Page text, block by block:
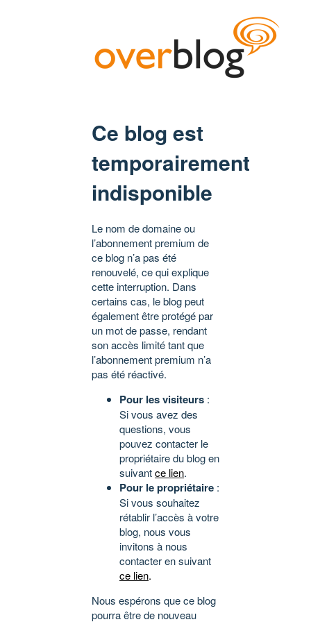
Ce blog est
temporairement
indisponible
Le nom de domaine ou
l’abonnement premium de
ce blog n’a pas été
renouvelé, ce qui explique
cette interruption. Dans
certains cas, le blog peut
également être protégé par
un mot de passe, rendant
son accès limité tant que
l’abonnement premium n’a
pas été réactivé.
Pour les visiteurs :
Si vous avez des
questions, vous
pouvez contacter le
propriétaire du blog en
suivantce lien.
Pour le propriétaire :
Si vous souhaitez
rétablir l’accès à votre
blog, nous vous
invitons à nous
contacter en suivant
ce lien.
Nous espérons que ce blog
pourra être de nouveau